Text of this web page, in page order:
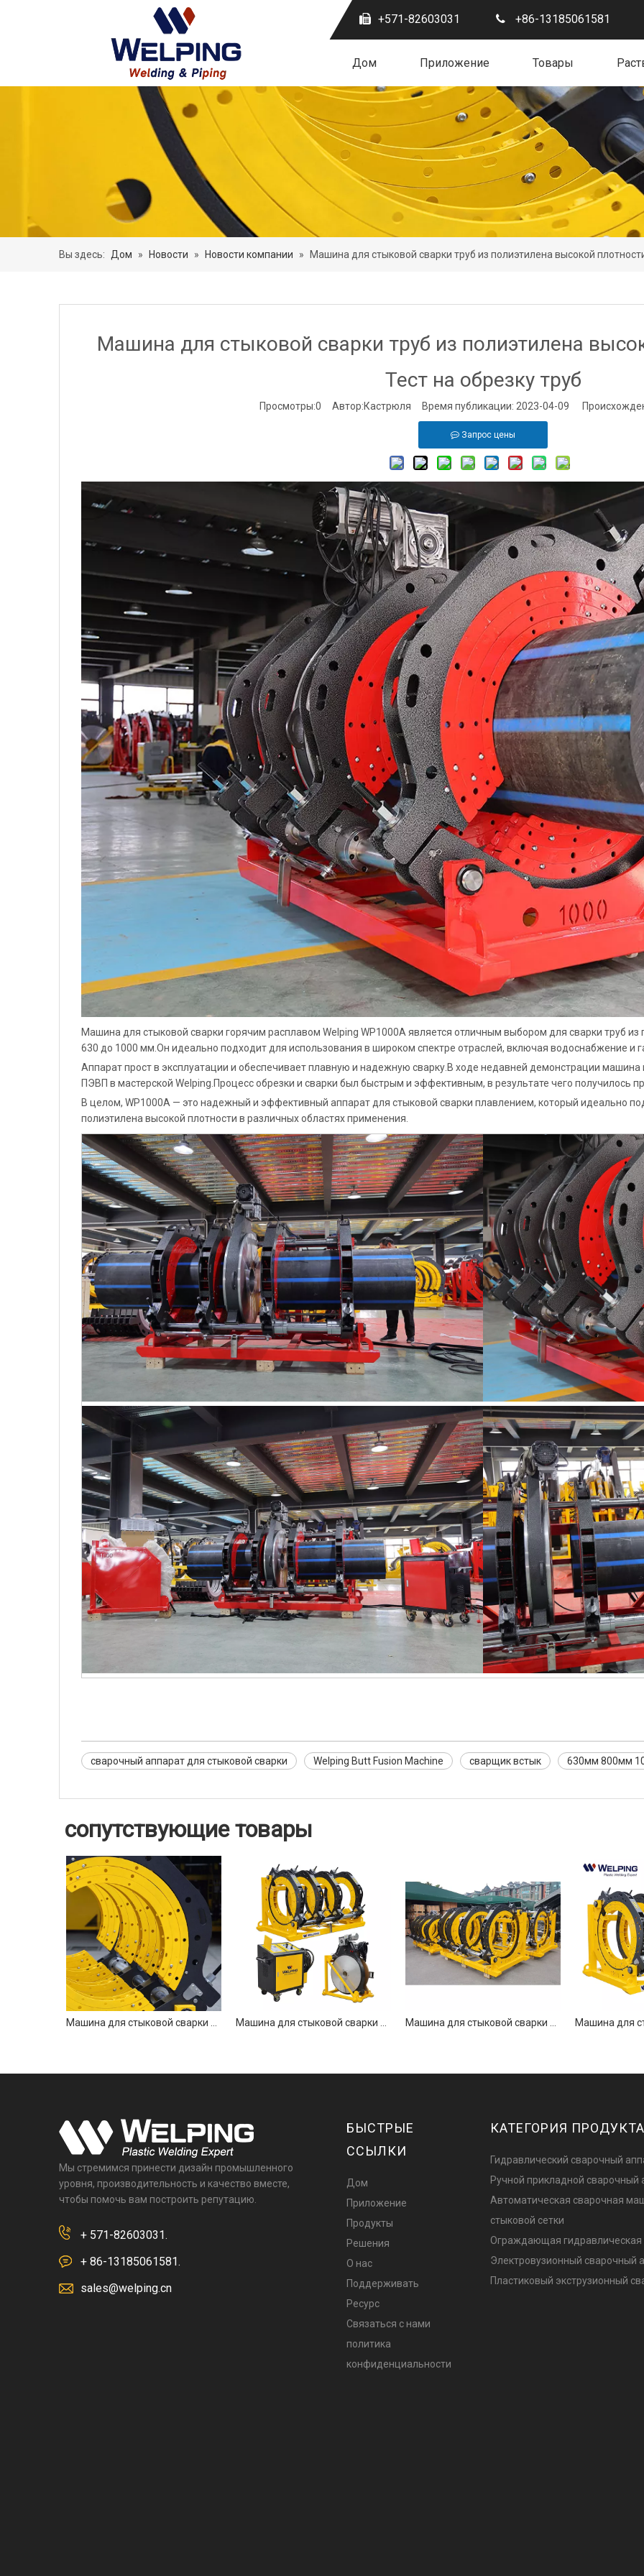
+571-82603031 +86-13185061581
Дом Приложение Товары
Вы здесь: Дом » Новости » Новости компании » Машина для стыковой сварки труб из полиэтилена высокой
Машина для стыковой сварки труб из полиэтилена
Тест на обрезку труб
Просмотры:0 Автор:Кастрюля Время публикации: 2023-04-09
Запрос цены
Машина для стыковой сварки горячим расплавом Welping WP1000A является отличным выбором для сварки труб
630 до 1000 мм.Он идеально подходит для использования в широком спектре отраслей, включая водоснабжение и
Аппарат прост в эксплуатации и обеспечивает плавную и надежную сварку.В ходе недавней демонстрации машина
ПЭВП в мастерской Welping.Процесс обрезки и сварки был быстрым и эффективным, в результате чего получилось
В целом, WP1000A — это надежный и эффективный аппарат для стыковой сварки плавлением, который идеально
полиэтилена высокой плотности в различных областях применения.
сварочный аппарат для стыковой сварки Welping Butt Fusion Machine сварщик встык 630мм 800мм
сопутствующие товары
Машина для стыковой сварки труб промышленного уровня 1000 мм Машина для стыковой сварки труб из ПНД промышленного уровня 1000 мм Машина для стыковой сварки труб промышленного уровня 1200 мм
Мы стремимся принести дизайн промышленного
уровня, производительность и качество вместе,
чтобы помочь вам построить репутацию.
+ 571-82603031.
+ 86-13185061581.
sales@welping.cn
БЫСТРЫЕ
ССЫЛКИ
Дом
Приложение
Продукты
Решения
О нас
Поддерживать
Ресурс
Связаться с нами
политика
конфиденциальности
КАТЕГОРИЯ ПРОДУКТА
Гидравлический сварочный
Ручной прикладной сварочный
Автоматическая сварочная
стыковой сетки
Ограждающая гидравлическая
Электровузионный сварочный
Пластиковый экструзионный